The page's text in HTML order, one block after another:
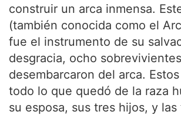
construir un arca inmensa.
(también conocida como el
fue el instrumento de su
desgracia, ocho
desembarcaron del arca.
todo lo que quedó de la raza
su esposa, sus tres hijos, y las